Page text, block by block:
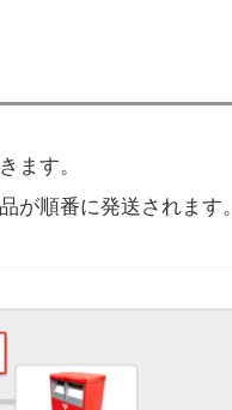
ます。
が順番に発送されます。